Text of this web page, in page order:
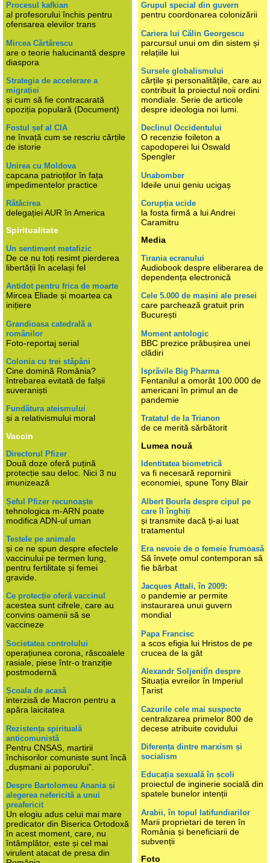
Procesul kafkian
al profesorului închis pentru
ofensarea elevilor trans
Mircea Cărtărescu
are o teorie halucinantă despre
diaspora
Strategia de accelerare a
migrației
și cum să fie contracarată
opoziția populară (Document)
Fostul șef al CIA
ne învață cum se rescriu cărțile
de istorie
Unirea cu Moldova
capcana patrioților în fața
impedimentelor practice
Rătăcirea
delegației AUR în America
Spiritualitate
Un sentiment metafizic
De ce nu toți resimt pierderea
libertății în același fel
Antidot pentru frica de moarte
Mircea Eliade și moartea ca
inițiere
Grandioasa catedrală a
românilor
Foto-reportaj serial
Colonia cu trei stăpâni
Cine domină România?
întrebarea evitată de falșii
suveraniști
Fundătura ateismului
și a relativismului moral
Vaccin
Directorul Pfizer
Două doze oferă puțină
protecție sau deloc. Nici 3 nu
imunizează
Șeful Pfizer recunoaște
tehnologica m-ARN poate
modifica ADN-ul uman
Testele pe animale
și ce ne spun despre efectele
vaccinului pe termen lung,
pentru fertilitate și femei
gravide.
Ce protecție oferă vaccinul
acestea sunt cifrele, care au
convins oamenii să se
vaccineze
Societatea controlului
operațiunea corona, răscoalele
rasiale, piese într-o tranziție
postmodernă
Școala de acasă
interzisă de Macron pentru a
apăra laicitatea
Rezistența spirituală
anticomunistă
Pentru CNSAS, martirii
închisorilor comuniste sunt încă
„dușmani ai poporului”.
Despre Bartolomeu Anania și
alegerea nefericită a unui
preafericit
Un elogiu adus celui mai mare
predicator din Biserica Ortodoxă
în acest moment, care, nu
întâmplător, este și cel mai
virulent atacat de presa din
Grupul special din guvern
pentru coordonarea colonizării
Cariera lui Călin Georgescu
parcursul unui om din sistem și
relațiile lui
Sursele globalismului
cărțile și personalitățile, care au
contribuit la proiectul noii ordini
mondiale. Serie de articole
despre ideologia noi lumi.
Declinul Occidentului
O recenzie foileton a
capodoperei lui Oswald
Spengler
Unabomber
Ideile unui geniu ucigaș
Corupția ucide
la fosta firmă a lui Andrei
Caramitru
Media
Tirania ecranului
Audiobook despre eliberarea de
dependența electronică
Cele 5.000 de mașini ale presei
care parchează gratuit prin
București
Moment antologic
BBC prezice prăbușirea unei
clădiri
Isprăvile Big Pharma
Fentanilul a omorât 100.000 de
americani în primul an de
pandemie
Tratatul de la Trianon
de ce merită sărbătorit
Lumea nouă
Identitatea biometrică
va fi necesară repornirii
economiei, spune Tony Blair
Albert Bourla despre cipul pe
care îl înghiți
și transmite dacă ți-ai luat
tratamentul
Era nevoie de o femeie frumoasă
Să învețe omul contemporan să
fie bărbat
Jacques Attali, în 2009:
o pandemie ar permite
instaurarea unui guvern
mondial
Papa Francisc
a scos efigia lui Hristos de pe
crucea de la gât
Alexandr Soljenițîn despre
Situația evreilor în Imperiul
Țarist
Cazurile cele mai suspecte
centralizarea primelor 800 de
decese atribuite covidului
Diferența dintre marxism și
socialism
Educația sexuală în școli
proiectul de inginerie socială din
spatele bunelor intenții
Arabii, în topul latifundiarilor
Marii proprietari de teren în
România și beneficiarii de
subvenții
Foto